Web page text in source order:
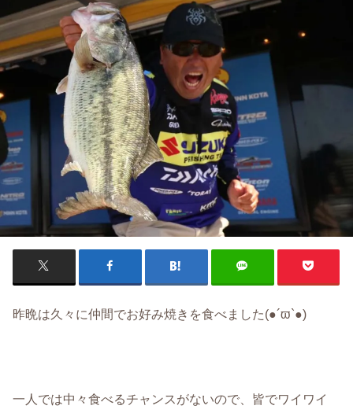
昨晩は久々に仲間でお好み焼きを食べました(●´ϖ`●)
一人では中々食べるチャンスがないので、皆でワイワイ